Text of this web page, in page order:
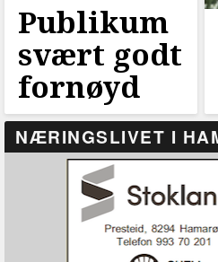
Publikum
svært godt
fornøyd